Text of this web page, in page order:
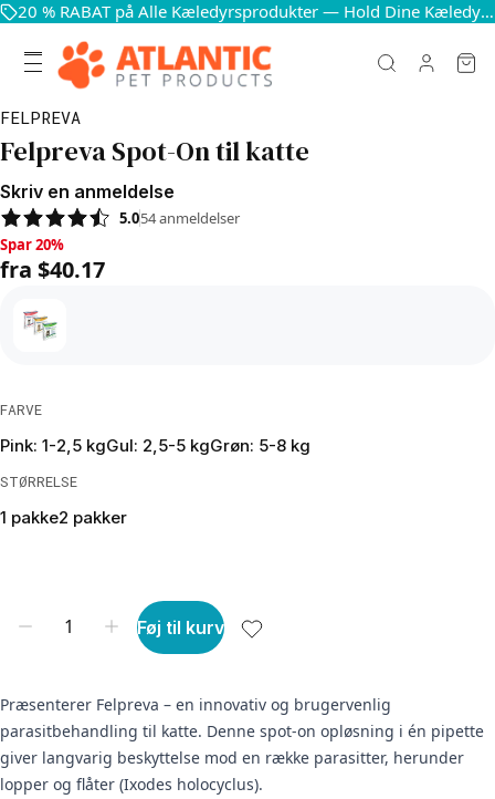
20 % RABAT på Alle Kæledyrsprodukter — Hold Dine Kæledyr Glade og Sunde
FELPREVA
Felpreva Spot-On til katte
Skriv en anmeldelse
5.054anmeldelser
Spar 20%, fra $40.17
Spar 20%
fra $40.17
FARVE
Pink: 1-2,5 kgGul: 2,5-5 kgGrøn: 5-8 kg
STØRRELSE
1 pakke2 pakker
Føj til kurv
Præsenterer Felpreva – en innovativ og brugervenlig
parasitbehandling til katte. Denne spot-on opløsning i én pipette
giver langvarig beskyttelse mod en række parasitter, herunder
lopper og flåter (Ixodes holocyclus).